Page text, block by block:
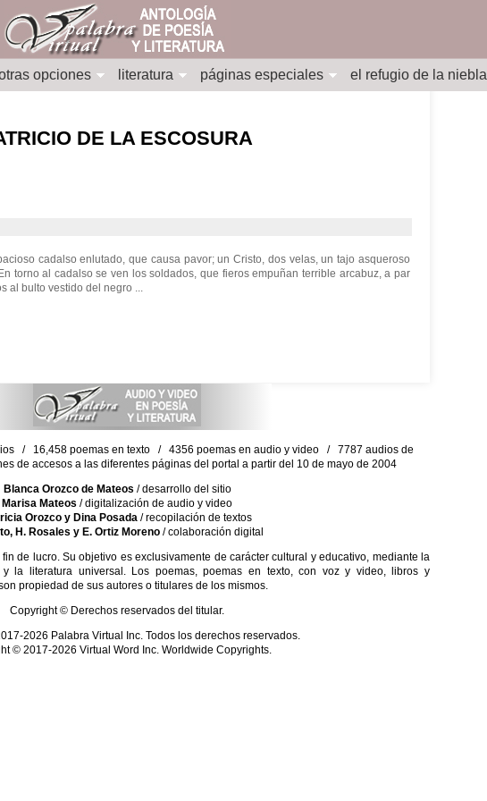
opciones literatura páginas especiales el refugio de la niebla
DE LA ESCOSURA
cadalso enlutado, que causa pavor; un Cristo, dos velas, un tajo asqueroso
torno al cadalso se ven los soldados, que fieros empuñan terrible arcabuz, a par
al bulto vestido del negro ...
/ 16,458 poemas en texto / 4356 poemas en audio y video / 7787 audios de
de accesos a las diferentes páginas del portal a partir del 10 de mayo de 2004
Blanca Orozco de Mateos / desarrollo del sitio
Marisa Mateos / digitalización de audio y video
Orozco y Dina Posada/ recopilación de textos
H. Rosales y E. Ortiz Moreno/ colaboración digital
de lucro. Su objetivo es exclusivamente de carácter cultural y educativo, mediante la
la literatura universal. Los poemas, poemas en texto, con voz y video, libros y
propiedad de sus autores o titulares de los mismos.
Copyright © Derechos reservados del titular.
2026 Palabra Virtual Inc. Todos los derechos reservados.
© 2017-2026 Virtual Word Inc. Worldwide Copyrights.